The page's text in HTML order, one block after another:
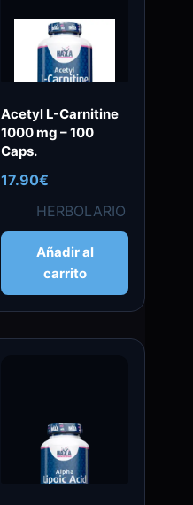
pueden
página
de
producto
Acetyl L-Carnitine
1000 mg – 100
Caps.
17.90€
HERBOLARIO
Añadir al
carrito